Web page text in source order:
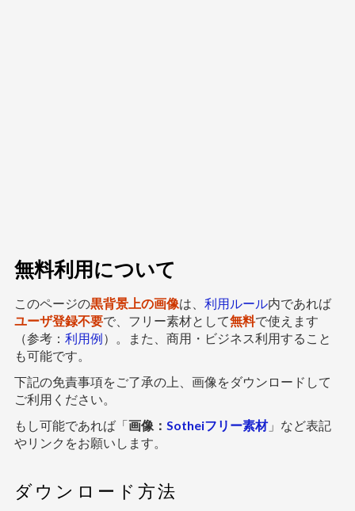
無料利用について
このページの黒背景上の画像は、 利用ルール内であれば
ユーザ登録不要で、フリー素材として無料で使えます
（参考： 利用例）。また、商用・ビジネス利用すること
も可能です。
下記の免責事項をご了承の上、画像をダウンロードして
ご利用ください。
もし可能であれば「画像： Sotheiフリー素材」など表記
やリンクをお願いします。
ダウンロード方法